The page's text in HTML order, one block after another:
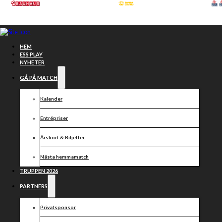
Hoppa till huvudinnehåll
HEM
ESS PLAY
NYHETER
GÅ PÅ MATCH
Kalender
Entrépriser
Årskort & Biljetter
Nästa hemmamatch
TRUPPEN 2026
PARTNERS
Privatsponsor
LAGKAPTENEN